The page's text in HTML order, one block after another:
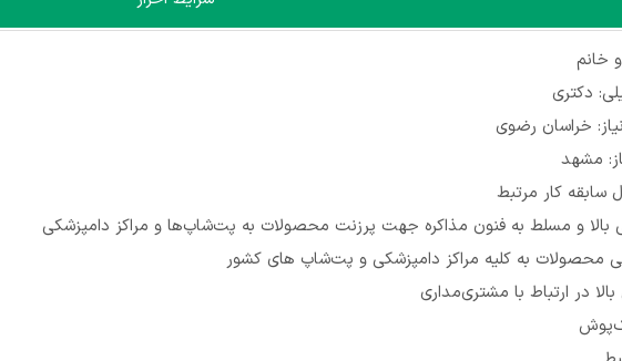
خانم
دکتری
خراسان رضوی
مشهد
بالا‌ و مسلط به فنون مذاکره جهت پرزنت محصولات به پت‌شاپ‌ها و مراکز دامپزشکی
محصولات به کلیه مراکز دامپزشکی و پت‌شاپ های کشور
بالا در ارتباط با مشتری‌مداری